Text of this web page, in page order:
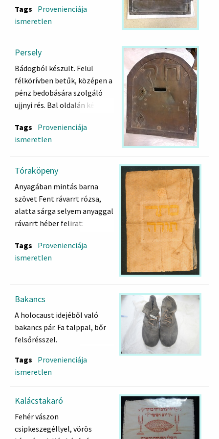
Tags
Provenienciája
ismeretlen
Persely
Bádogból készült. Felül
félkörívben betűk, középen a
pénz bedobására szolgáló
ujjnyi rés. Bal oldalán két zár.
Tags
Provenienciája
ismeretlen
Tóraköpeny
Anyagában mintás barna
szövet Fent rávarrt rózsa,
alatta sárga selyem anyaggal
rávarrt héber felirat:
koronája
Tags
Provenienciája
ismeretlen
Bakancs
A holocaust idejéből való
bakancs pár. Fa talppal, bőr
felsőrésszel.
Tags
Provenienciája
ismeretlen
Kalácstakaró
Fehér vászon
csipkeszegéllyel, vörös